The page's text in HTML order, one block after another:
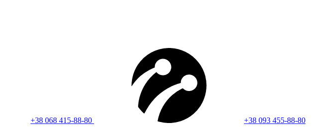
+38 068 415-88-80 +38 093 455-88-80